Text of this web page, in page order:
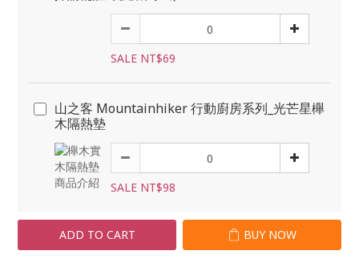
SALE NT$69
山之客 Mountainhiker 行動廚房系列_光芒星櫸
木隔熱墊
SALE NT$98
ADD TO CART BUY NOW